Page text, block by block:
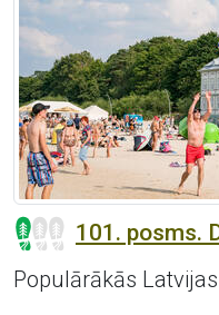
101. posms.
Populārākās